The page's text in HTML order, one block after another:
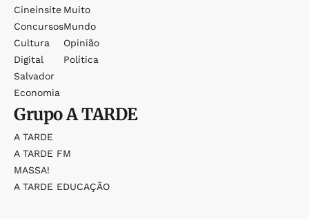
Cineinsite
Concursos
Cultura
Digital
Salvador
Economia
Muito
Mundo
Opinião
Política
GrupoA TARDE
A TARDE
A TARDE FM
MASSA!
A TARDE EDUCAÇÃO